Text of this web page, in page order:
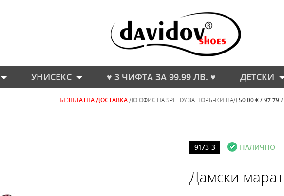
УНИСЕКС ♥ 3 ЧИФТА ЗА 99.99 ЛВ. ♥ ДЕТСКИ
БЕЗПЛАТНА ДОСТАВКА ДО ОФИС НА SPEEDY ЗА ПОРЪЧКИ НАД 50.00 € / 97.79
9173-3 НАЛИЧНО
Дамски